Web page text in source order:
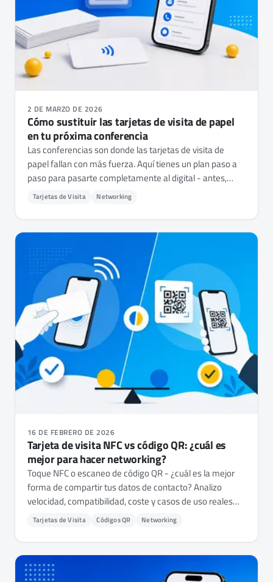
2 DE MARZO DE 2026
Cómo sustituir las tarjetas de visita de papel
en tu próxima conferencia
Las conferencias son donde las tarjetas de visita de
papel fallan con más fuerza. Aquí tienes un plan paso a
paso para pasarte completamente al digital - antes,
durante y después de tu próximo evento - para no volver
Tarjetas de Visita Networking
16 DE FEBRERO DE 2026
Tarjeta de visita NFC vs código QR: ¿cuál es
mejor para hacer networking?
Toque NFC o escaneo de código QR - ¿cuál es la mejor
forma de compartir tus datos de contacto? Analizo
velocidad, compatibilidad, coste y casos de uso reales
para ayudarte a decidir.
Tarjetas de Visita Códigos QR Networking